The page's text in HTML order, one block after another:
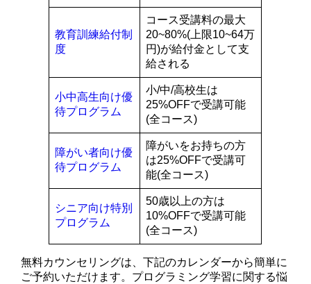
教育訓練給付制
度
コース受講料の最大
20~80%(上限10~64万
円)が給付金として支
給される
小中高生向け優
待プログラム
小/中/高校生は
25%OFFで受講可能
(全コース)
障がい者向け優
待プログラム
障がいをお持ちの方
は25%OFFで受講可
能(全コース)
シニア向け特別
プログラム
50歳以上の方は
10%OFFで受講可能
(全コース)
無料カウンセリングは、下記のカレンダーから簡単に
ご予約いただけます。プログラミング学習に関する悩